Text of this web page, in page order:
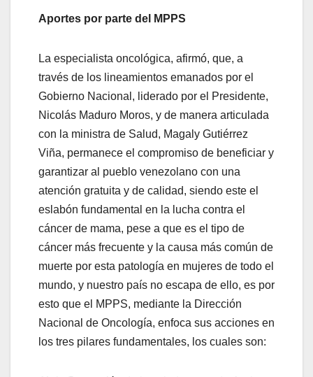
Aportes por parte del MPPS
La especialista oncológica, afirmó, que, a
través de los lineamientos emanados por el
Gobierno Nacional, liderado por el Presidente,
Nicolás Maduro Moros, y de manera articulada
con la ministra de Salud, Magaly Gutiérrez
Viña, permanece el compromiso de beneficiar y
garantizar al pueblo venezolano con una
atención gratuita y de calidad, siendo este el
eslabón fundamental en la lucha contra el
cáncer de mama, pese a que es el tipo de
cáncer más frecuente y la causa más común de
muerte por esta patología en mujeres de todo el
mundo, y nuestro país no escapa de ello, es por
esto que el MPPS, mediante la Dirección
Nacional de Oncología, enfoca sus acciones en
los tres pilares fundamentales, los cuales son: